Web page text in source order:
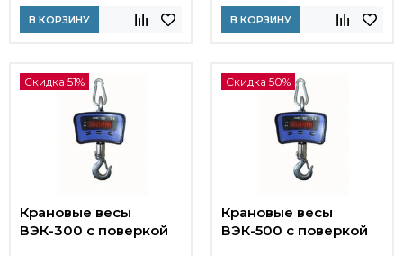
В КОРЗИНУ В КОРЗИНУ
Скидка 51%
Крановые весы
ВЭК-300 с поверкой
Скидка 50%
Крановые весы
ВЭК-500 с поверкой